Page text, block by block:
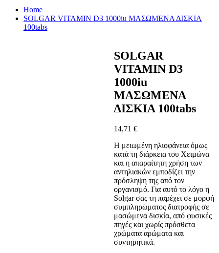
Home
SOLGAR VITAMIN D3 1000iu ΜΑΣΩΜΕΝΑ ΔΙΣΚΙΑ
100tabs
SOLGAR
VITAMIN D3
1000iu
ΜΑΣΩΜΕΝΑ
ΔΙΣΚΙΑ 100tabs
14,71 €
Η μειωμένη ηλιοφάνεια όμως
κατά τη διάρκεια του Χειμώνα
και η απαραίτητη χρήση των
αντηλιακών εμποδίζει την
πρόσληψη της από τον
οργανισμό. Για αυτό το λόγο η
Solgar σας τη παρέχει σε μορφή
συμπληρώματος διατροφής σε
μασώμενα δισκία, από φυσικές
πηγές και χωρίς πρόσθετα
χρώματα αρώματα και
συντηρητικά.